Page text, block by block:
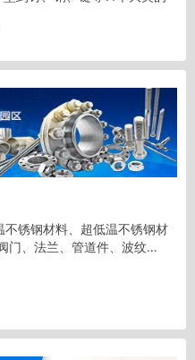
门、法兰、管道件、波纹